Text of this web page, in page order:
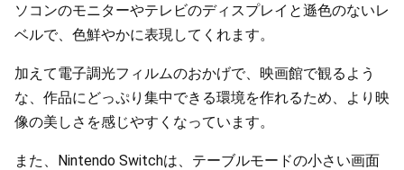
ソコンのモニターやテレビのディスプレイと遜色のないレ
ベルで、色鮮やかに表現してくれます。
加えて電子調光フィルムのおかげで、映画館で観るよう
な、作品にどっぷり集中できる環境を作れるため、より映
像の美しさを感じやすくなっています。
また、Nintendo Switchは、テーブルモードの小さい画面